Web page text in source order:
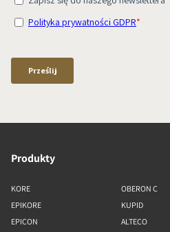
Produkty
KORE
EPIKORE
EPICON
OBERON C
KUPID
ALTECO